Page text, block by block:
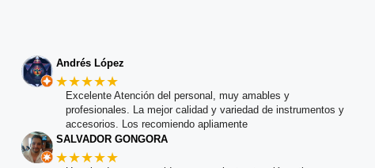
Andrés López
★★★★★
Excelente Atención del personal, muy amables y
profesionales. La mejor calidad y variedad de instrumentos y
accesorios. Los recomiendo apliamente
SALVADOR GONGORA
★★★★★